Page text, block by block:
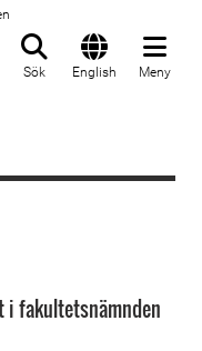
Sök English Meny
i fakultetsnämnden